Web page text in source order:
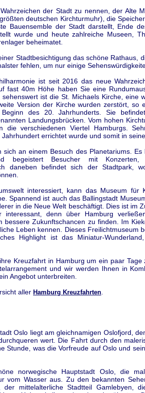
der Stadt zu nennen, der Alte
deutschen Kirchturmuhr), die
Bauensemble der Stadt darstellt, Ende
wurde und heute zahlreiche Museen,
beheimatet.
Stadtbesichtigung das schöne Rathaus,
fehlen, um nur einige
ist seit 2016 das neue
fast 40m Höhe haben Sie eine
ist die St. Michaels Kirche, eine
Version der Kirche wurden zerstört, so
des 20. Jahrhunderts. Sie
Landungsbrücken. Vom hohen
die verschiedenen Viertel Hamburgs.
errichtet wurde und somit in
an einem Besuch des Planetariums. Es
begeistert Besucher mit Konzerten,
daneben befindet sich der Stadtpark,
interessiert, kann das Museum für
Spannend ist auch das Ballingstadt
in die Neue Welt beschäftigt. Dies ist im
interessant, denn über Hamburg
bessere Zukunftschancen zu finden. Im
Leben kennen. Dieses Freilichtmuseum
Highlight ist das Miniatur-
Kreuzfahrt in Hamburg um ein paar
und wir werden Ihnen in
Angebot unterbreiten.
aller Hamburg Kreuzfahrten.
Oslo liegt am gleichnamigen Oslofjord,
wert. Die Fahrt durch den
Stunde, was die Vorfreude auf Oslo und
norwegische Hauptstadt Oslo, die
vom Wasser aus. Zu den bekannten
der mittelalterliche Stadtteil Gamlebyen,